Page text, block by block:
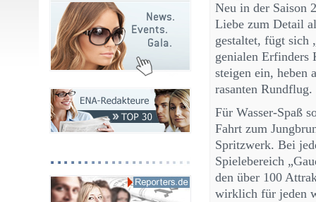
Neu in der Saison
Liebe zum Detail
gestaltet, fügt sich
genialen Erfinders
steigen ein, heben
rasanten Rundflug.
Für Wasser-Spaß
Fahrt zum
Spritzwerk. Bei
Spielebereich
den über 100
wirklich für jeden